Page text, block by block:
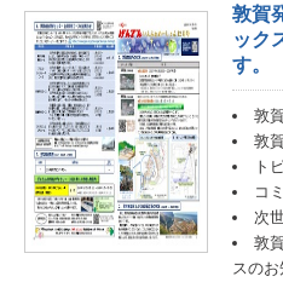
敦賀
ック
す
敦
敦
ト
コ
次
敦
スの